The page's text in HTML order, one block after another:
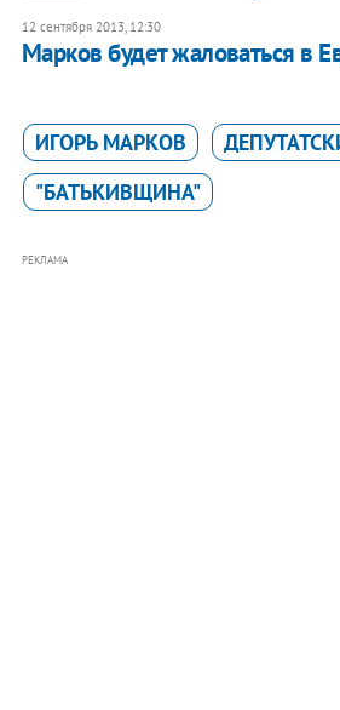
12 сентября 2013, 12:30
Марков будет жаловаться в
ИГОРЬ МАРКОВ
"БАТЬКИВЩИНА"
РЕКЛАМА